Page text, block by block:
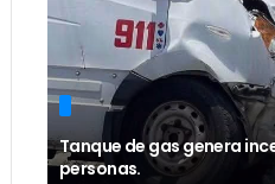
Tanque de gas genera
personas.